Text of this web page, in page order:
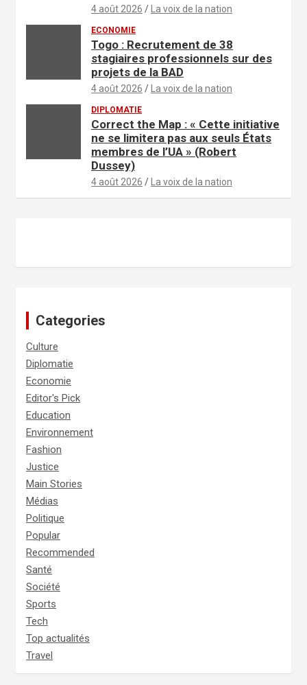
4 août 2026 La voix de la nation
ECONOMIE
Togo : Recrutement de 38
stagiaires professionnels sur des
projets de la BAD
4 août 2026 La voix de la nation
DIPLOMATIE
Correct the Map : « Cette initiative
ne se limitera pas aux seuls États
membres de l’UA » (Robert
Dussey)
4 août 2026 La voix de la nation
Categories
Culture
Diplomatie
Economie
Editor's Pick
Education
Environnement
Fashion
Justice
Main Stories
Médias
Politique
Popular
Recommended
Santé
Société
Sports
Tech
Top actualités
Travel